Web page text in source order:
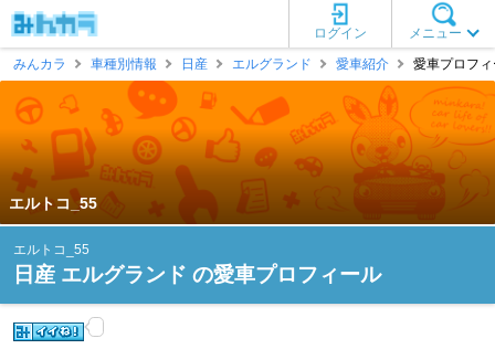
メニュー
ログイン
みんカラ
車種別情報 日産 エルグランド 愛車紹介 愛車プロフ
エルトコ_55
エルトコ_55
日産 エルグランド の愛車プロフィール